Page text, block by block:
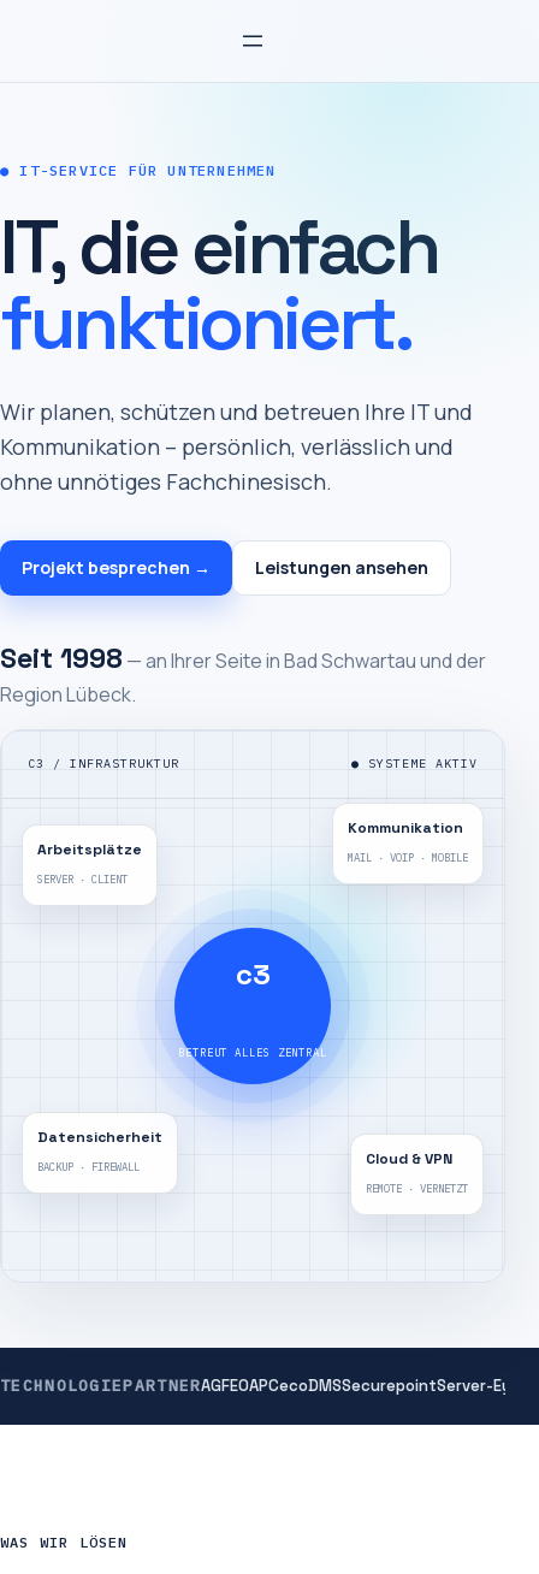
● IT-SERVICE FÜR UNTERNEHMEN
IT, die einfach
funktioniert.
Wir planen, schützen und betreuen Ihre IT und
Kommunikation – persönlich, verlässlich und
ohne unnötiges Fachchinesisch.
Projekt besprechen → Leistungen ansehen
Seit 1998 — an Ihrer Seite in Bad Schwartau und der
Region Lübeck.
C3 / INFRASTRUKTUR ● SYSTEME AKTIV
Arbeitsplätze
SERVER · CLIENT
Kommunikation
MAIL · VOIP · MOBILE
Datensicherheit
BACKUP · FIREWALL Cloud & VPN
REMOTE · VERNETZT
c3
BETREUT ALLES ZENTRAL
TECHNOLOGIEPARTNERAGFEOAPCecoDMSSecurepointServer-Eye
WAS WIR LÖSEN